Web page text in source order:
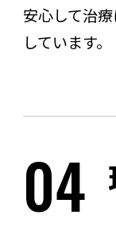
安心して治
しています。
04